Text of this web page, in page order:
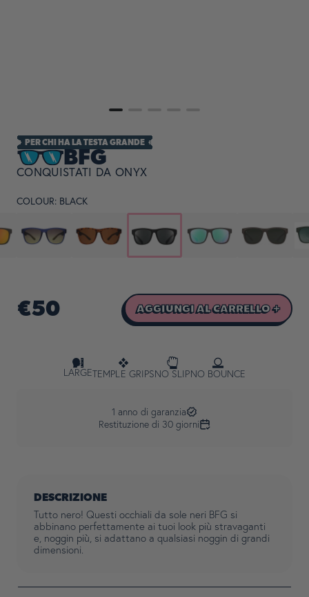
PER CHI HA LA TESTA GRANDE
BFG
CONQUISTATI DA ONYX
€50 AGGIUNGI AL CARRELLO +
COLOUR: BLACK
LARGETEMPLE GRIPSNO SLIPNO BOUNCE
1 anno di garanzia
Restituzione di 30 giorni
DESCRIZIONE
Tutto nero! Questi occhiali da sole neri BFG si
abbinano perfettamente ai tuoi look più stravaganti
e, noggin più, si adattano a qualsiasi noggin di grandi
dimensioni.